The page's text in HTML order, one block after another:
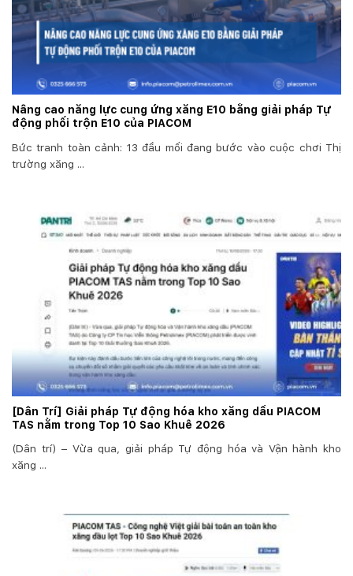
Nâng cao năng lực cung ứng xăng E10 bằng giải pháp Tự
động phối trộn E10 của PIACOM
Bức tranh toàn cảnh: 13 đầu mối đang bước vào cuộc chơi Thị
trường xăng ...
[Dân Trí] Giải pháp Tự động hóa kho xăng dầu PIACOM
TAS nằm trong Top 10 Sao Khuê 2026
(Dân trí) – Vừa qua, giải pháp Tự động hóa và Vận hành kho
xăng ...